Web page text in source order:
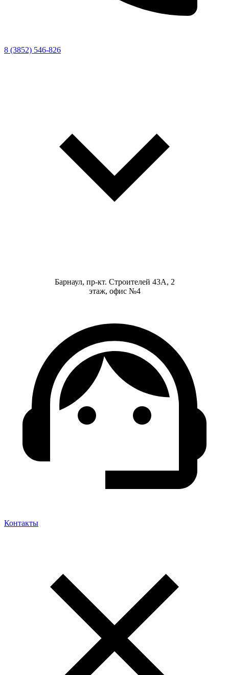
8 (3852) 546-826
Барнаул, пр-кт. Строителей 43А, 2
этаж, офис №4
Контакты